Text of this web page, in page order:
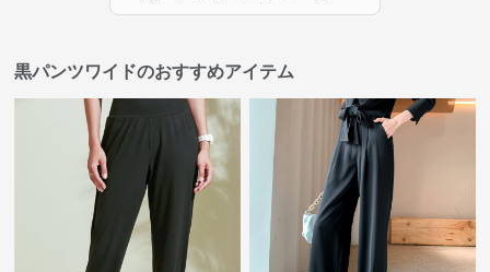
黒パンツワイドのおすすめアイテム